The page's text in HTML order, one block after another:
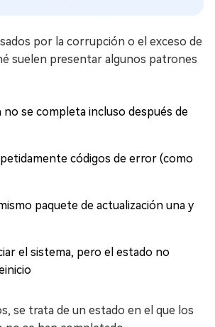
por la corrupción o el exceso de
suelen presentar algunos patrones
no se completa incluso después de
códigos de error (como
paquete de actualización una y
el sistema, pero el estado no
se trata de un estado en el que los